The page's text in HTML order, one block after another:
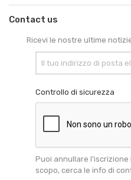
Contact us
Ricevi le nostre ultime
Controllo di sicurezza
Puoi annullare l'iscrizione
scopo, cerca le info di